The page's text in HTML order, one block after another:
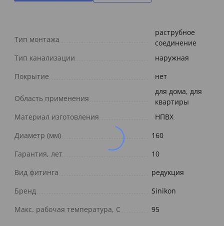
Тип монтажа
раструбное
соединение
Тип канализации
наружная
Покрытие
нет
Область применения
для дома, для
квартиры
Материал изготовления
НПВХ
Диаметр (мм)
160
Гарантия, лет
10
Вид фитинга
редукция
Бренд
Sinikon
Макс. рабочая температура, С
95